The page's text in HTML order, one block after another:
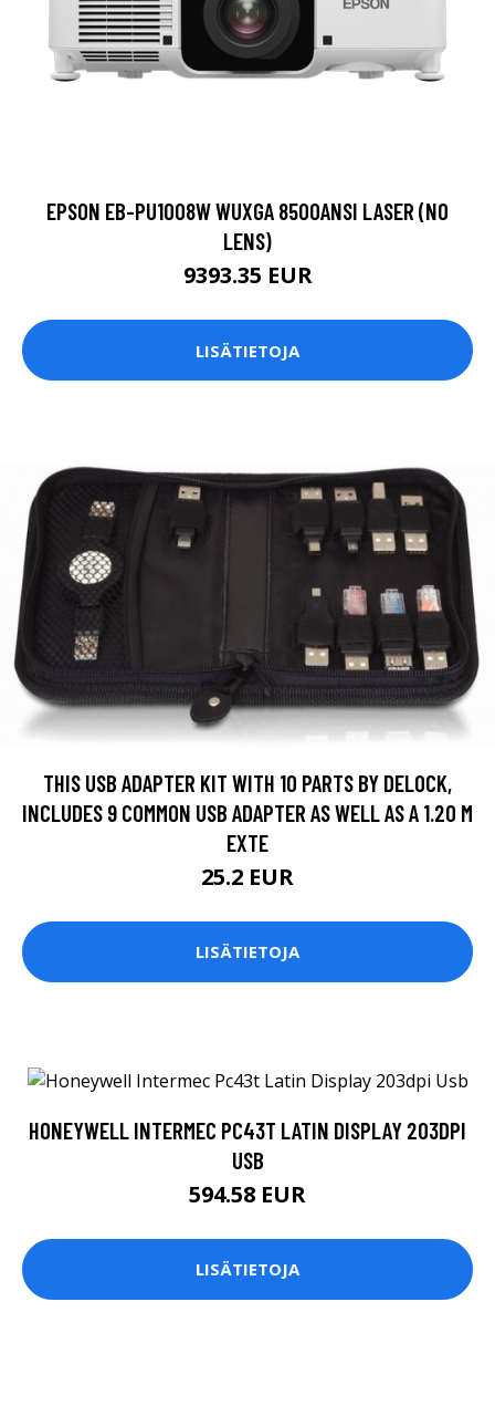
EPSON EB-PU1008W WUXGA 8500ANSI LASER (NO
LENS)
9393.35 EUR
LISÄTIETOJA
THIS USB ADAPTER KIT WITH 10 PARTS BY DELOCK,
INCLUDES 9 COMMON USB ADAPTER AS WELL AS A 1.20 M
EXTE
25.2 EUR
LISÄTIETOJA
HONEYWELL INTERMEC PC43T LATIN DISPLAY 203DPI
USB
594.58 EUR
LISÄTIETOJA